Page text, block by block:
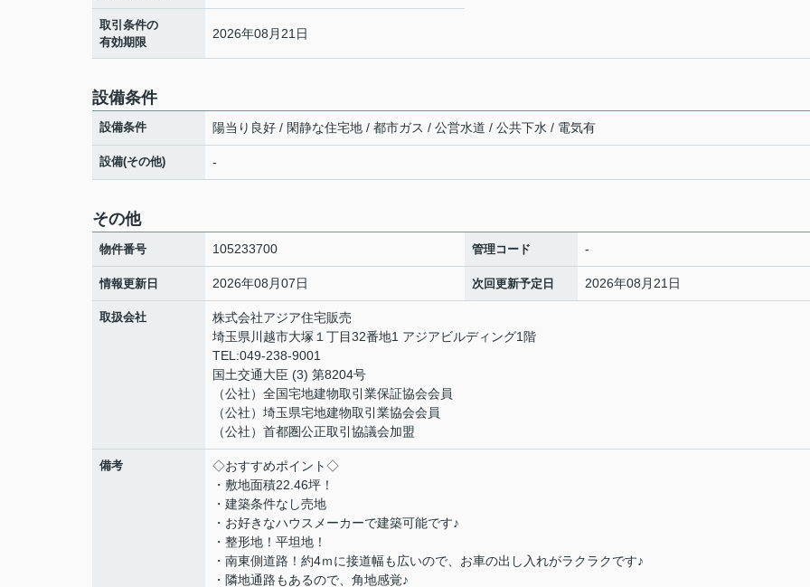
取引条件の
有効期限
2026年08月21日
設備条件
設備条件 陽当り良好 / 閑静な住宅地 / 都市ガス / 公営水道 / 公共下水 / 電気有
設備(その他) -
その他
物件番号 105233700 管理コード -
情報更新日 2026年08月07日 次回更新予定日 2026年08月21日
取扱会社
株式会社アジア住宅販売
埼玉県川越市大塚１丁目32番地1 アジアビルディング1階
TEL:049-238-9001
国土交通大臣 (3) 第8204号
（公社）全国宅地建物取引業保証協会会員
（公社）埼玉県宅地建物取引業協会会員
（公社）首都圏公正取引協議会加盟
備考
◇おすすめポイント◇
・敷地面積22.46坪！
・建築条件なし売地
・お好きなハウスメーカーで建築可能です♪
・整形地！平坦地！
・南東側道路！約4ｍに接道幅も広いので、お車の出し入れがラクラクです♪
・隣地通路もあるので、角地感覚♪